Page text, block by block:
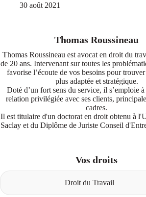
30 août 2021
Thomas Roussineau
Thomas Roussineau est avocat en droit du
de 20 ans. Intervenant sur toutes les
favorise l’écoute de vos besoins pour
plus adaptée et stratégique.
Doté d’un fort sens du service, il s’emploie
relation privilégiée avec ses clients,
cadres.
Il est titulaire d'un doctorat en droit obtenu à
Saclay et du Diplôme de Juriste Conseil
Vos droits
Droit du Travail